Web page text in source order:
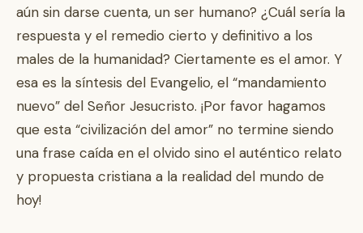
aún sin darse cuenta, un ser humano? ¿Cuál sería la
respuesta y el remedio cierto y definitivo a los
males de la humanidad? Ciertamente es el amor. Y
esa es la síntesis del Evangelio, el “mandamiento
nuevo” del Señor Jesucristo. ¡Por favor hagamos
que esta “civilización del amor” no termine siendo
una frase caída en el olvido sino el auténtico relato
y propuesta cristiana a la realidad del mundo de
hoy!